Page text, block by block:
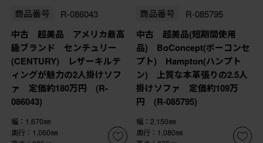
商品番号 R-086043
中古 超美品 アメリカ最高
級ブランド センチュリー
(CENTURY) レザーキルテ
ィングが魅力の2人掛けソフ
ァ 定価約180万円 (R-
086043)
幅：1,670㎜
奥行：1,060㎜
商品番号 R-085795
中古 超美品(短期間使用
品) BoConcept(ボーコンセ
プト) Hampton(ハンプト
ン) 上質な本革張りの2.5人
掛けソファ 定価約109万
円 (R-085795)
幅：2,150㎜
奥行：1,080㎜